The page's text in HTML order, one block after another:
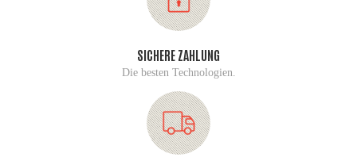
SICHERE ZAHLUNG
Die besten Technologien.